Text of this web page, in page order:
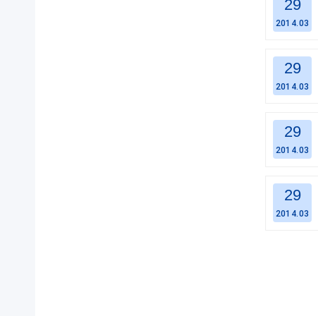
29
2014.03
29
2014.03
29
2014.03
29
2014.03